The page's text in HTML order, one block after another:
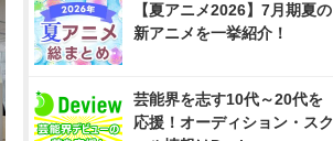
【夏アニメ2026】7月期夏の
新アニメを一挙紹介！
芸能界を志す10代～20代を
応援！オーディション・スク